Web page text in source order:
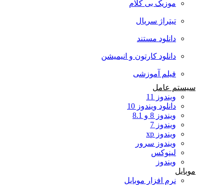
موزیک بی کلام
تیتراژ سریال
دانلود مستند
دانلود کارتون و انیمیشن
فیلم آموزشی
سیستم عامل
ویندوز 11
دانلود ویندوز 10
ویندوز 8 و 8.1
ویندوز 7
ویندوز xp
ویندوز سرور
لینوکس
ویندوز
موبایل
نرم افزار موبایل